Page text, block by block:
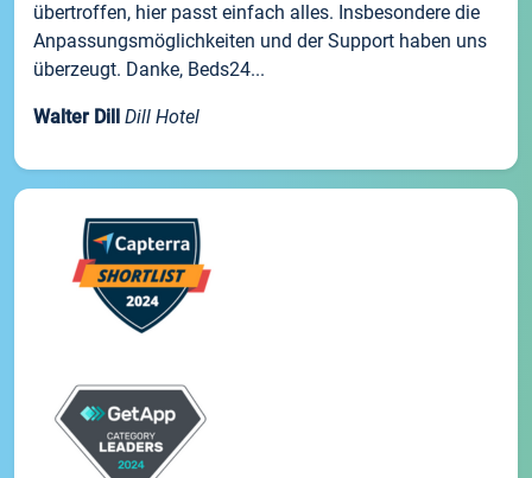
übertroffen, hier passt einfach alles. Insbesondere die
Anpassungsmöglichkeiten und der Support haben uns
überzeugt. Danke, Beds24...
Walter Dill Dill Hotel